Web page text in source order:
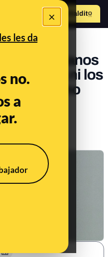
×
les da
no.
a
Hazte Maldito
ni gusanos
ni los
para no